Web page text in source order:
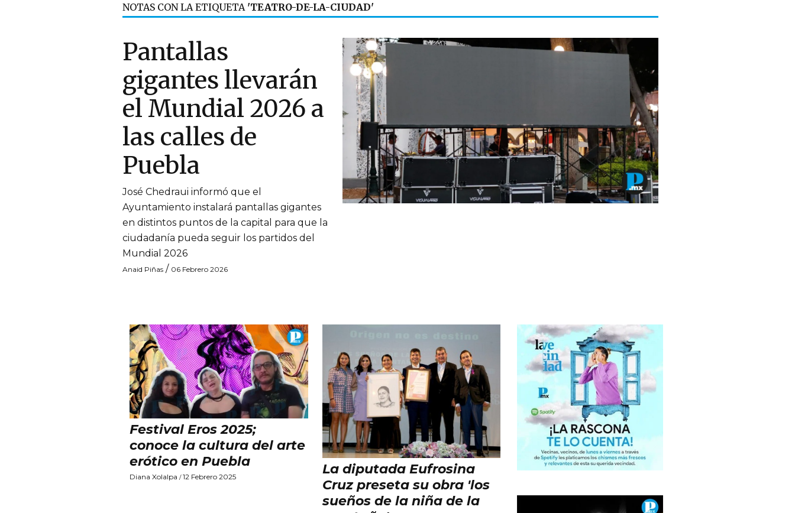
NOTAS CON LA ETIQUETA 'TEATRO-DE-LA-CIUDAD'
Pantallas
gigantes llevarán
el Mundial 2026 a
las calles de
Puebla
José Chedraui informó que el
Ayuntamiento instalará pantallas gigantes
en distintos puntos de la capital para que la
ciudadanía pueda seguir los partidos del
Mundial 2026
Anaid Piñas / 06 Febrero 2026
Festival Eros 2025;
conoce la cultura del arte
erótico en Puebla
Diana Xolalpa /12 Febrero 2025
La diputada Eufrosina
Cruz preseta su obra 'los
sueños de la niña de la